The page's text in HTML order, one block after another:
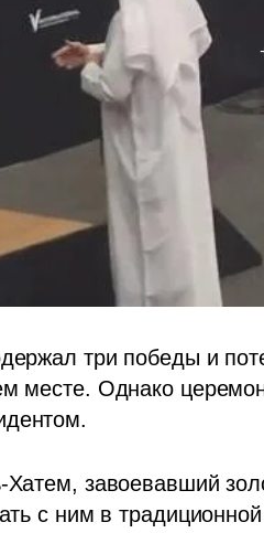
три победы и
месте. Однако
завоевавший
с ним в